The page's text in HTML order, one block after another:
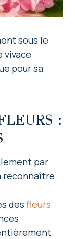
sous le
vivace
pour sa
:
par
reconnaître
des fleurs